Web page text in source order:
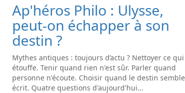
Ap'héros Philo : Ulysse,
peut-on échapper à son
destin ?
Mythes antiques : toujours d’actu ? Nettoyer ce qui
étouffe. Tenir quand rien n'est sûr. Parler quand
personne n'écoute. Choisir quand le destin semble
écrit. Quatre questions d'aujourd'hui...